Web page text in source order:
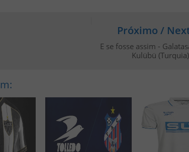
Próximo /
E se fosse assim -
Kulübü (Turquia)